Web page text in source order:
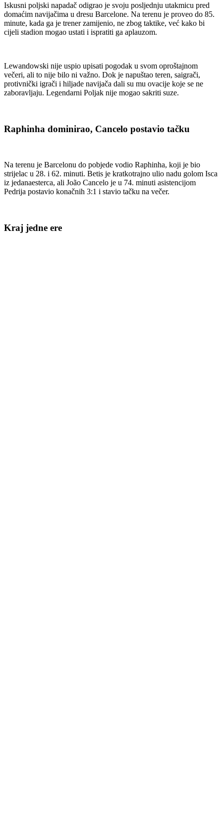
Iskusni poljski napadač odigrao je svoju posljednju utakmicu pred
domaćim navijačima u dresu Barcelone. Na terenu je proveo do 85.
minute, kada ga je trener zamijenio, ne zbog taktike, već kako bi
cijeli stadion mogao ustati i ispratiti ga aplauzom.
Lewandowski nije uspio upisati pogodak u svom oproštajnom
večeri, ali to nije bilo ni važno. Dok je napuštao teren, saigrači,
protivnički igrači i hiljade navijača dali su mu ovacije koje se ne
zaboravljaju. Legendarni Poljak nije mogao sakriti suze.
Raphinha dominirao, Cancelo postavio tačku
Na terenu je Barcelonu do pobjede vodio Raphinha, koji je bio
strijelac u 28. i 62. minuti. Betis je kratkotrajno ulio nadu golom Isca
iz jedanaesterca, ali João Cancelo je u 74. minuti asistencijom
Pedrija postavio konačnih 3:1 i stavio tačku na večer.
Kraj jedne ere